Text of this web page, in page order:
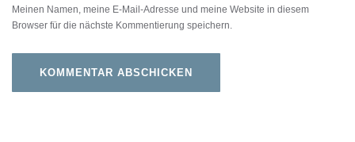
Meinen Namen, meine E-Mail-Adresse und meine Website in diesem
Browser für die nächste Kommentierung speichern.